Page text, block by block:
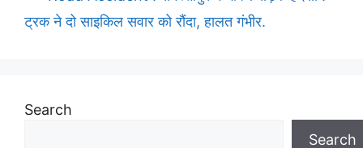
ट्रक ने दो साइकिल सवार को रौंदा, हालत गंभीर.
Search
Search